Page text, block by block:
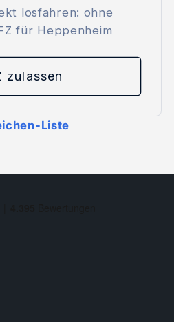
losfahren: ohne
für Heppenheim
zulassen
Liste